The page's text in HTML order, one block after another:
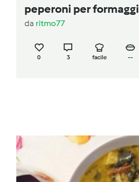
peperoni per formaggi
da ritmo77
0 3 facile --